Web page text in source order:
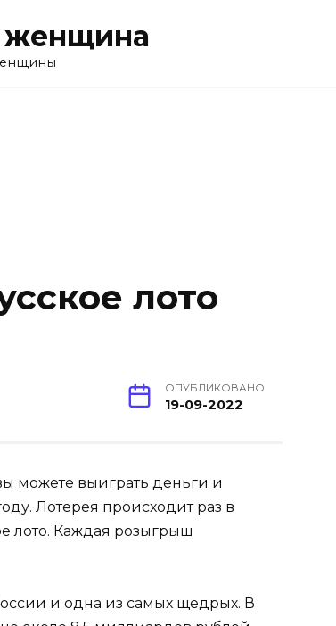
лото
ОПУБЛИКОВАНО
19-09-2022
можете выиграть деньги и
Лотерея происходит раз в
лото. Каждая розыгрыш
и одна из самых щедрых. В